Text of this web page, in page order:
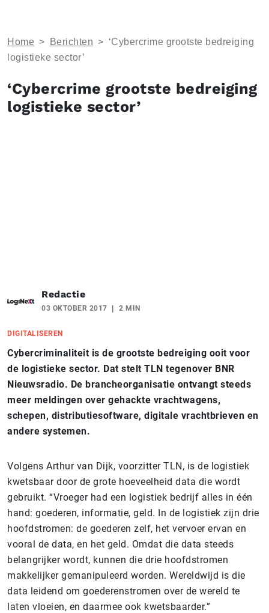
Home > Berichten > ‘Cybercrime grootste bedreiging
logistieke sector’
‘Cybercrime grootste bedreiging
logistieke sector’
Redactie
03 OKTOBER 2017 2 MIN
DIGITALISEREN
Cybercriminaliteit is de grootste bedreiging ooit voor
de logistieke sector. Dat stelt TLN tegenover BNR
Nieuwsradio. De brancheorganisatie ontvangt steeds
meer meldingen over gehackte vrachtwagens,
schepen, distributiesoftware, digitale vrachtbrieven en
andere systemen.
Volgens Arthur van Dijk, voorzitter TLN, is de logistiek
kwetsbaar door de grote hoeveelheid data die wordt
gebruikt. “Vroeger had een logistiek bedrijf alles in één
hand: goederen, informatie, geld. In de logistiek zijn drie
hoofdstromen: de goederen zelf, het vervoer ervan en
vooral de data, en het geld. Omdat die data steeds
belangrijker wordt, kunnen die drie hoofdstromen
makkelijker gemanipuleerd worden. Wereldwijd is die
data leidend om goederenstromen over de wereld te
laten vloeien, en daarmee ook kwetsbaarder.”